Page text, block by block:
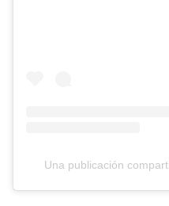
Una publicación